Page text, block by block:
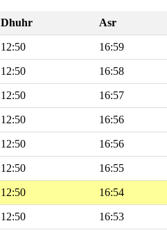
Dhuhr Asr
12:50 16:59
12:50 16:58
12:50 16:57
12:50 16:56
12:50 16:56
12:50 16:55
12:50 16:54
12:50 16:53